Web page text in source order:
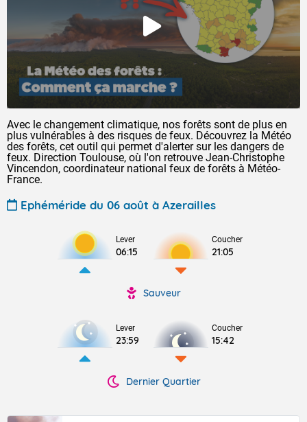
Avec le changement climatique, nos forêts sont de plus en
plus vulnérables à des risques de feux. Découvrez la Météo
des forêts, cet outil qui permet d'alerter sur les dangers de
feux. Direction Toulouse, où l'on retrouve Jean-Christophe
Vincendon, coordinateur national feux de forêts à Météo-
France.
Ephéméride du 06 août à Azerailles
Lever
06:15
Coucher
21:05
Sauveur
Lever
23:59
Coucher
15:42
Dernier Quartier